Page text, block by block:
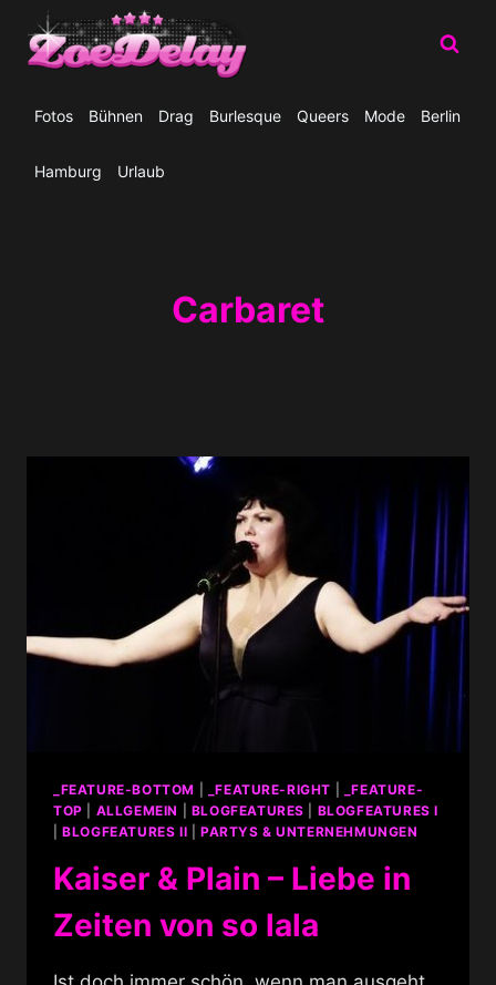
Inhalt
springen
Fotos Bühnen Drag Burlesque Queers Mode Berlin
Hamburg Urlaub
Carbaret
_FEATURE-BOTTOM _FEATURE-RIGHT
_FEATURE-
TOP
ALLGEMEIN BLOGFEATURES
BLOGFEATURES I
|BLOGFEATURES II PARTYS & UNTERNEHMUNGEN
Kaiser & Plain – Liebe in
Zeiten von so lala